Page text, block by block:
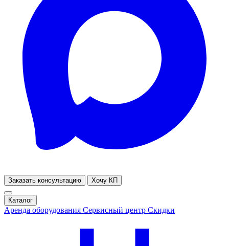
Заказать консультацию Хочу КП
Каталог
Аренда оборудования Сервисный центр Скидки